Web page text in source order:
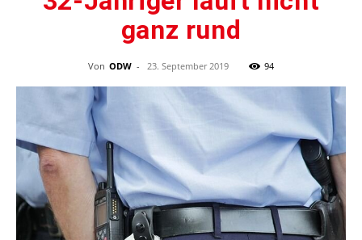
ganz rund
Von ODW - 23. September 2019 94